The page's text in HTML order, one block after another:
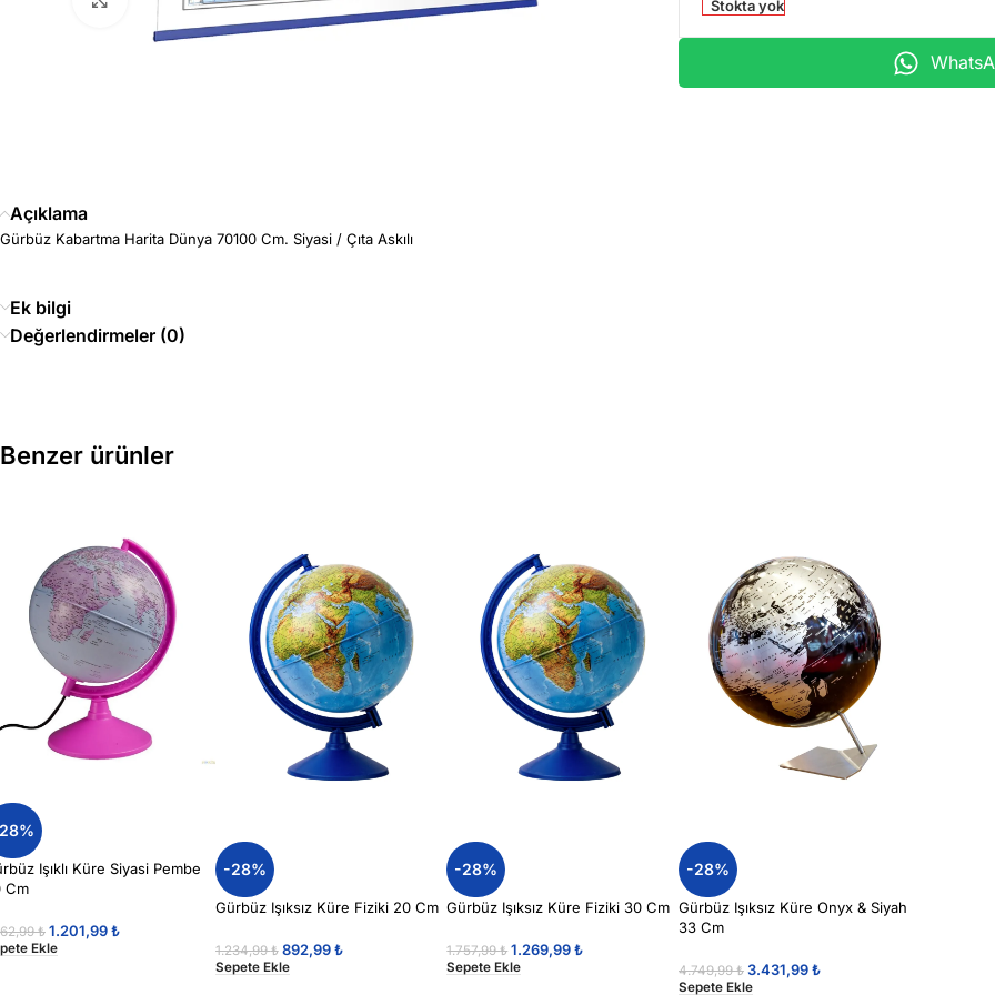
Stokta yok
Açıklama
Gürbüz Kabartma Harita Dünya 70100 Cm. Siyasi / Çıta Askılı
Ek bilgi
Değerlendirmeler (0)
Benzer ürünler
Işıklı Küre Siyasi Pembe
Cm
₺ 1.201,99₺
Ekle
-28%
Gürbüz Işıksız Küre Fiziki 20 Cm
1.234,99₺ 892,99₺
Sepete Ekle
-28%
Gürbüz Işıksız Küre Fiziki 30 Cm
1.757,99₺ 1.269,99₺
Sepete Ekle
-28%
Gürbüz Işıksız Küre Onyx & Siyah
33 Cm
4.749,99₺ 3.431,99₺
Sepete Ekle